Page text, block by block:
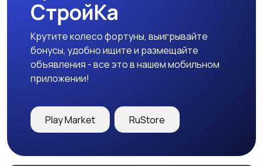
СтройКа
Крутите колесо фортуны, выигрывайте
бонусы, удобно ищите и размещайте
объявления - все это в нашем мобильном
приложении!
Play Market RuStore